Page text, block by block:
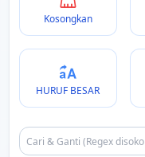
Kosongkan
HURUF BESAR